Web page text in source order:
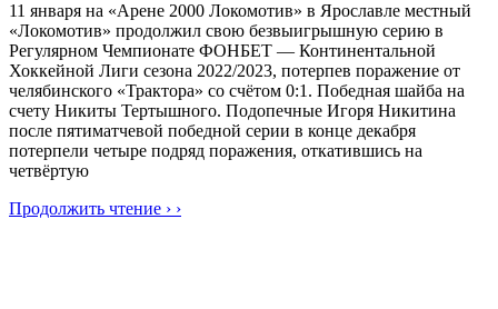
11 января на «Арене 2000 Локомотив» в Ярославле местный
«Локомотив» продолжил свою безвыигрышную серию в
Регулярном Чемпионате ФОНБЕТ — Континентальной
Хоккейной Лиги сезона 2022/2023, потерпев поражение от
челябинского «Трактора» со счётом 0:1. Победная шайба на
счету Никиты Тертышного. Подопечные Игоря Никитина
после пятиматчевой победной серии в конце декабря
потерпели четыре подряд поражения, откатившись на
четвёртую
Продолжить чтение › ›